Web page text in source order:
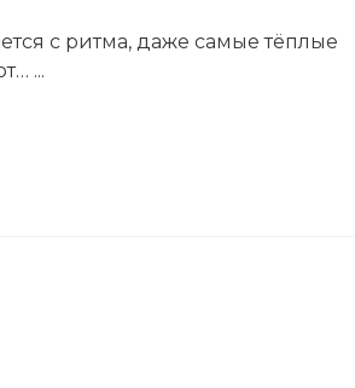
с ритма, даже самые тёплые
...